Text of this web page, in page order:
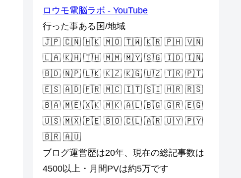
ロウモ電脳ラボ - YouTube
行った事ある国/地域
🇯🇵 🇨🇳 🇭🇰 🇲🇴 🇹🇼 🇰🇷 🇵🇭 🇻🇳
🇱🇦 🇰🇭 🇹🇭 🇲🇲 🇲🇾 🇸🇬 🇮🇩 🇮🇳
🇧🇩 🇳🇵 🇱🇰 🇰🇿 🇰🇬 🇺🇿 🇹🇷 🇵🇹
🇪🇸 🇦🇩 🇫🇷 🇲🇨 🇮🇹 🇸🇮 🇭🇷 🇷🇸
🇧🇦 🇲🇪 🇽🇰 🇲🇰 🇦🇱 🇧🇬 🇬🇷 🇪🇬
🇺🇸 🇲🇽 🇵🇪 🇧🇴 🇨🇱 🇦🇷 🇺🇾 🇵🇾
🇧🇷 🇦🇺
ブログ運営歴は20年、現在の総記事数は
4500以上・月間PVは約5万です